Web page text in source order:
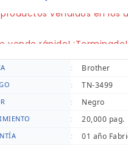
: Brother
: TN-3499
: Negro
: 20,000 pag.
: 01 año